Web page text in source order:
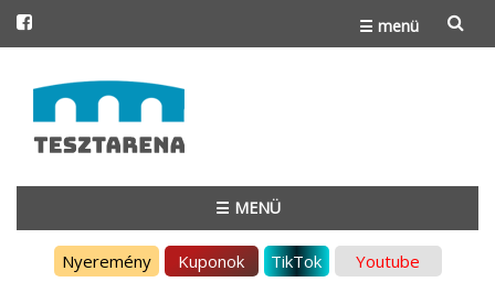
☰ menü
to
content
☰ MENÜ
Nyeremény Kuponok TikTok Youtube